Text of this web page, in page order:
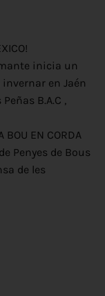
inicia un
en Jaén
B.A.C ,
BOU EN CORDA
Penyes de Bous
de les